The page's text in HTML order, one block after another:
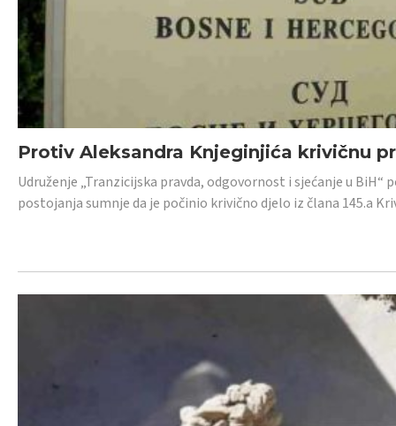
Protiv Aleksandra Knjeginjića krivičnu
Udruženje „Tranzicijska pravda, odgovornost i sjećanje u
postojanja sumnje da je počinio krivično djelo iz člana 145.a